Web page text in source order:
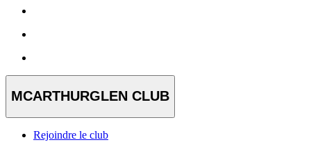
MCARTHURGLEN CLUB
Rejoindre le club